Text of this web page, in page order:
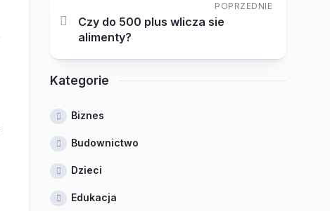
POPRZEDNIE
Czy do 500 plus wlicza sie
alimenty?
Kategorie
Biznes
Budownictwo
Dzieci
Edukacja